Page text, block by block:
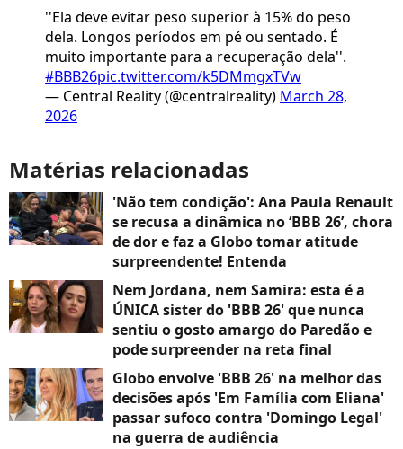
''Ela deve evitar peso superior à 15% do peso
dela. Longos períodos em pé ou sentado. É
muito importante para a recuperação dela''.
#BBB26pic.twitter.com/k5DMmgxTVw
— Central Reality (@centralreality) March 28,
2026
Matérias relacionadas
'Não tem condição': Ana Paula Renault
se recusa a dinâmica no ‘BBB 26’, chora
de dor e faz a Globo tomar atitude
surpreendente! Entenda
Nem Jordana, nem Samira: esta é a
ÚNICA sister do 'BBB 26' que nunca
sentiu o gosto amargo do Paredão e
pode surpreender na reta final
Globo envolve 'BBB 26' na melhor das
decisões após 'Em Família com Eliana'
passar sufoco contra 'Domingo Legal'
na guerra de audiência